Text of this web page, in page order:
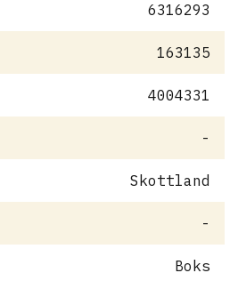
6316293
163135
4004331
-
Skottland
-
Boks